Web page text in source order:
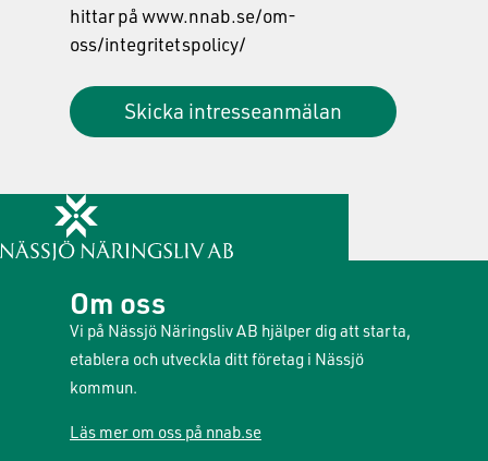
hittar på www.nnab.se/om-
oss/integritetspolicy/
Skicka intresseanmälan
Om oss
Vi på Nässjö Näringsliv AB hjälper dig att starta,
etablera och utveckla ditt företag i Nässjö
kommun.
Läs mer om oss på nnab.se